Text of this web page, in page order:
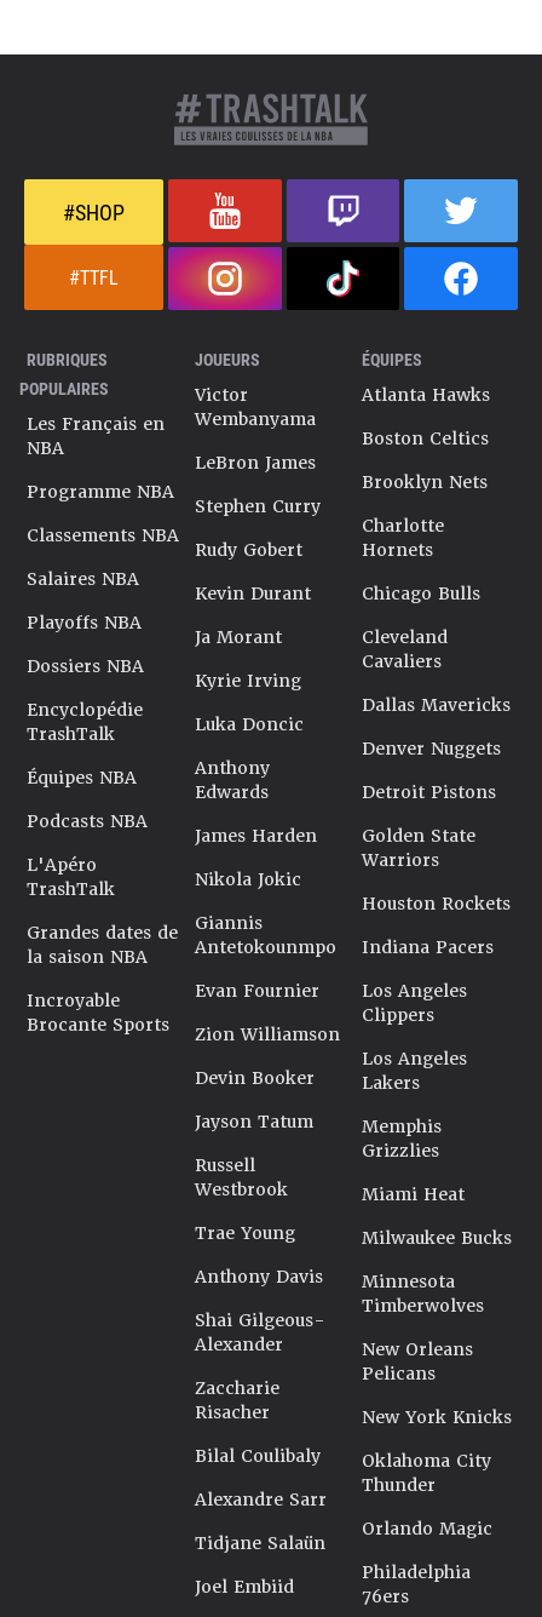
#SHOP
#TTFL
RUBRIQUES
POPULAIRES
Les Français en
NBA
Programme NBA
Classements NBA
Salaires NBA
Playoffs NBA
Dossiers NBA
Encyclopédie
TrashTalk
Équipes NBA
Podcasts NBA
L'Apéro
TrashTalk
Grandes dates de
la saison NBA
Incroyable
Brocante Sports
JOUEURS
Victor
Wembanyama
LeBron James
Stephen Curry
Rudy Gobert
Kevin Durant
Ja Morant
Kyrie Irving
Luka Doncic
Anthony
Edwards
James Harden
Nikola Jokic
Giannis
Antetokounmpo
Evan Fournier
Zion Williamson
Devin Booker
Jayson Tatum
Russell
Westbrook
Trae Young
Anthony Davis
Shai Gilgeous-
Alexander
Zaccharie
Risacher
Bilal Coulibaly
Alexandre Sarr
Tidjane Salaün
Joel Embiid
ÉQUIPES
Atlanta Hawks
Boston Celtics
Brooklyn Nets
Charlotte
Hornets
Chicago Bulls
Cleveland
Cavaliers
Dallas Mavericks
Denver Nuggets
Detroit Pistons
Golden State
Warriors
Houston Rockets
Indiana Pacers
Los Angeles
Clippers
Los Angeles
Lakers
Memphis
Grizzlies
Miami Heat
Milwaukee Bucks
Minnesota
Timberwolves
New Orleans
Pelicans
New York Knicks
Oklahoma City
Thunder
Orlando Magic
Philadelphia
76ers